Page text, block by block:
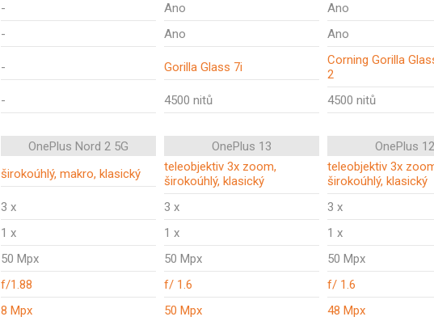
- Ano
Ano
- Ano Ano
- Gorilla Glass 7i
Corning Gorilla
2
- 4500 nitů 4500 nitů
OnePlus Nord 2 5G OnePlus 13
OnePlus 12
širokoúhlý, makro, klasický
teleobjektiv 3x zoom,
širokoúhlý, klasický
teleobjektiv 3x
širokoúhlý, klasický
3 x 3 x
3 x
1 x 1 x
1 x
50 Mpx 50 Mpx
50 Mpx
f/1.88 f/ 1.6
f/ 1.6
8 Mpx 50 Mpx 48 Mpx